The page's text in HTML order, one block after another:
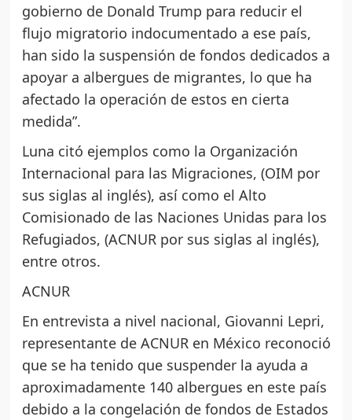
gobierno de Donald Trump para reducir el
flujo migratorio indocumentado a ese país,
han sido la suspensión de fondos dedicados a
apoyar a albergues de migrantes, lo que ha
afectado la operación de estos en cierta
medida”.
Luna citó ejemplos como la Organización
Internacional para las Migraciones, (OIM por
sus siglas al inglés), así como el Alto
Comisionado de las Naciones Unidas para los
Refugiados, (ACNUR por sus siglas al inglés),
entre otros.
ACNUR
En entrevista a nivel nacional, Giovanni Lepri,
representante de ACNUR en México reconoció
que se ha tenido que suspender la ayuda a
aproximadamente 140 albergues en este país
debido a la congelación de fondos de Estados